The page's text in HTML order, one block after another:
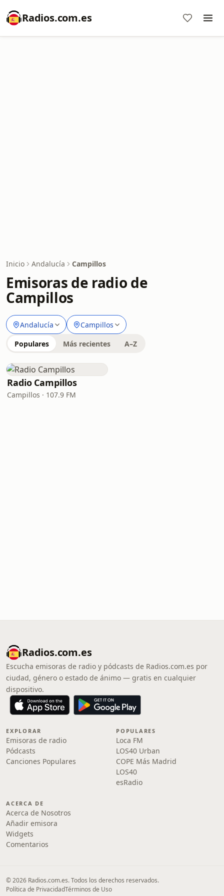
Radios.com.es
Inicio Andalucía Campillos
Emisoras de radio de
Campillos
Andalucía Campillos
Populares Más recientes A–Z
Radio Campillos
Campillos · 107.9 FM
Radios.com.es
Escucha emisoras de radio y pódcasts de Radios.com.es por
ciudad, género o estado de ánimo — gratis en cualquier
dispositivo.
EXPLORAR
Emisoras de radio
Pódcasts
Canciones Populares
POPULARES
Loca FM
LOS40 Urban
COPE Más Madrid
LOS40
esRadio
ACERCA DE
Acerca de Nosotros
Añadir emisora
Widgets
Comentarios
© 2026 Radios.com.es. Todos los derechos reservados.
Política de PrivacidadTérminos de Uso